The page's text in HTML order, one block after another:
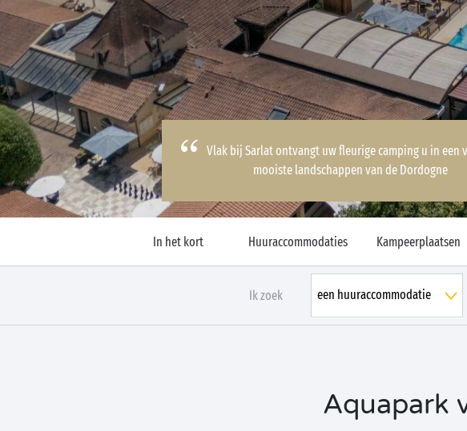
Vlak bij Sarlat ontvangt uw fleurige camping u in een
mooiste landschappen van de Dordogne
In het kort Huuraccommodaties Kampeerplaatsen
Ik zoek
Aquapark